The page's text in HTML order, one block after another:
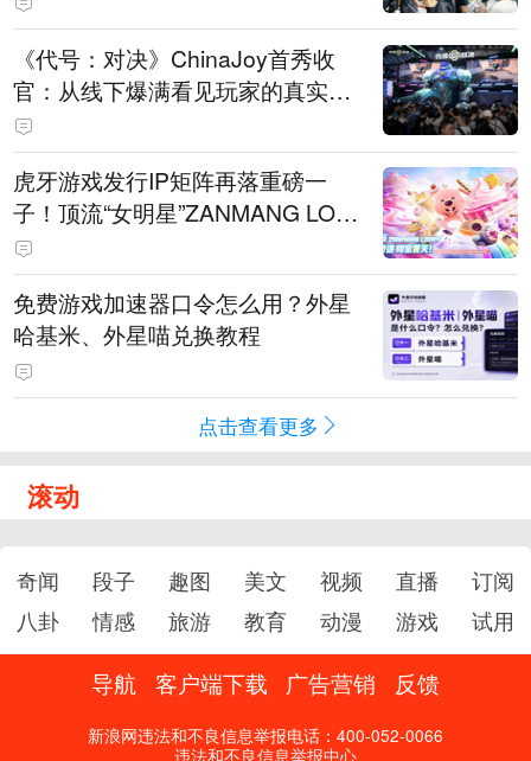
《代号：对决》ChinaJoy首秀收
官：从线下爆满看见玩家的真实期
待
虎牙游戏发行IP矩阵再落重磅一
子！顶流“女明星”ZANMANG LOO
PY 正版3D消除手游《消消奇遇》
惊喜曝光
免费游戏加速器口令怎么用？外星
哈基米、外星喵兑换教程
点击查看更多
滚动
奇闻 段子 趣图 美文 视频 直播
订阅
八卦
情感 旅游 教育 动漫 游戏 试用
导航 客户端下载 广告营销 反馈
新浪网违法和不良信息举报电话：400-052-0066
违法和不良信息举报中心